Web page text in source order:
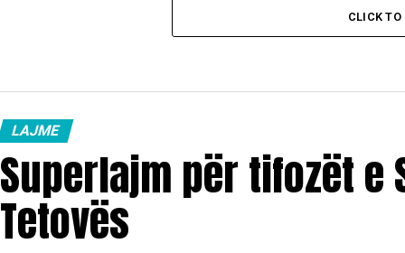
CLICK
LAJME
Superlajm për tifozët e
Tetovës